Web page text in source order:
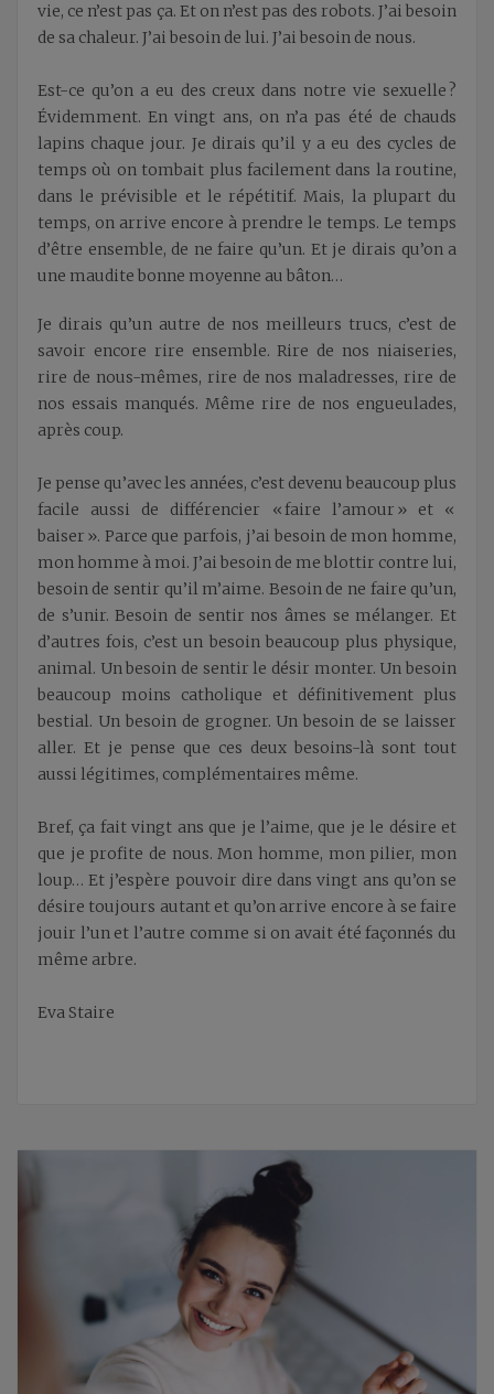
vie, ce n’est pas ça. Et on n’est pas des robots. J’ai besoin
de sa chaleur. J’ai besoin de lui. J’ai besoin de nous.
Est-ce qu’on a eu des creux dans notre vie sexuelle ?
Évidemment. En vingt ans, on n’a pas été de chauds
lapins chaque jour. Je dirais qu’il y a eu des cycles de
temps où on tombait plus facilement dans la routine,
dans le prévisible et le répétitif. Mais, la plupart du
temps, on arrive encore à prendre le temps. Le temps
d’être ensemble, de ne faire qu’un. Et je dirais qu’on a
une maudite bonne moyenne au bâton…
Je dirais qu’un autre de nos meilleurs trucs, c’est de
savoir encore rire ensemble. Rire de nos niaiseries,
rire de nous-mêmes, rire de nos maladresses, rire de
nos essais manqués. Même rire de nos engueulades,
après coup.
Je pense qu’avec les années, c’est devenu beaucoup plus
facile aussi de différencier « faire l’amour » et «
baiser ». Parce que parfois, j’ai besoin de mon homme,
mon homme à moi. J’ai besoin de me blottir contre lui,
besoin de sentir qu’il m’aime. Besoin de ne faire qu’un,
de s’unir. Besoin de sentir nos âmes se mélanger. Et
d’autres fois, c’est un besoin beaucoup plus physique,
animal. Un besoin de sentir le désir monter. Un besoin
beaucoup moins catholique et définitivement plus
bestial. Un besoin de grogner. Un besoin de se laisser
aller. Et je pense que ces deux besoins-là sont tout
aussi légitimes, complémentaires même.
Bref, ça fait vingt ans que je l’aime, que je le désire et
que je profite de nous. Mon homme, mon pilier, mon
loup… Et j’espère pouvoir dire dans vingt ans qu’on se
désire toujours autant et qu’on arrive encore à se faire
jouir l’un et l’autre comme si on avait été façonnés du
même arbre.
Eva Staire